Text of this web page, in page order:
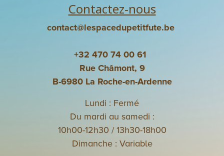
Contactez-nous
contact@lespacedupetitfute.be
+32 470 74 00 61
Rue Châmont, 9
B-6980 La Roche-en-Ardenne
Lundi : Fermé
Du mardi au samedi :
10h00-12h30 / 13h30-18h00
Dimanche : Variable